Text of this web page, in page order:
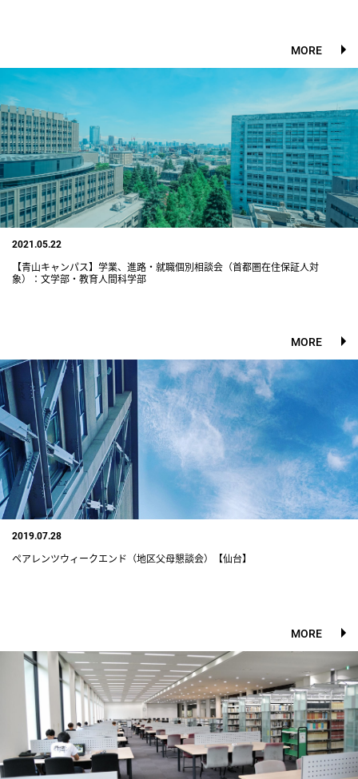
MORE
2021.05.22
【青山キャンパス】学業、進路・就職個別相談会（首都圏在住保証人対
象）：文学部・教育人間科学部
MORE
2019.07.28
ペアレンツウィークエンド（地区父母懇談会）【仙台】
MORE